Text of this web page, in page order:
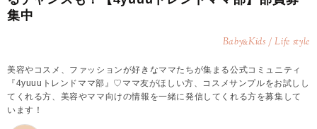
集中
Baby&Kids / Life style
美容やコスメ、ファッションが好きなママたちが集まる公式コミュニティ
『4yuuuトレンドママ部』♡ママ友がほしい方、コスメサンプルをお試しし
てくれる方、美容やママ向けの情報を一緒に発信してくれる方を募集して
います！